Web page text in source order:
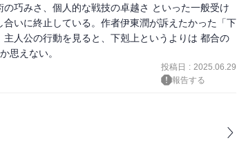
巧みさ、個人的な戦技の卓越さ といった一般受け
いに終止している。作者伊東潤が訴えたかった「下
人公の行動を見ると、下剋上というよりは 都合の
思えない。
投稿日 : 2025.06.29
報告する